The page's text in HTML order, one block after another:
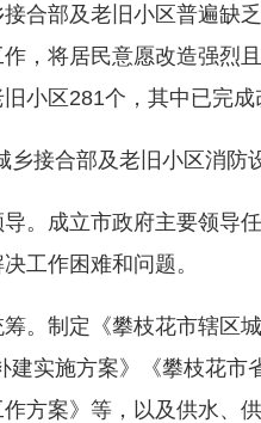
合部及老旧小区普遍缺
作，将居民意愿改造强
小区281个，其中已完
接合部及老旧小区消防
成立市政府主要领导任
工作困难和问题。
制定《攀枝花市辖区城
建实施方案》《攀枝花
方案》等，以及供水、